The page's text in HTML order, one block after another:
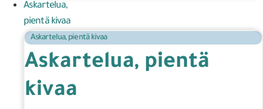
Askartelua,
pientä kivaa
Askartelua, pientä kivaa
Askartelua, pientä
kivaa